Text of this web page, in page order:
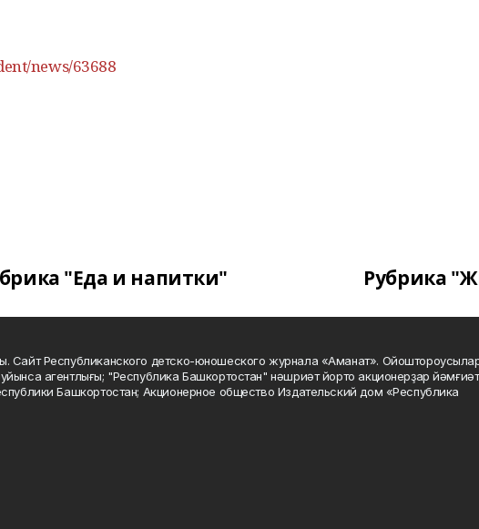
news/63688
"Еда и напитки" Рубрика
Сайт Республиканского детско-юношеского журнала «Аманат».
агентлығы; "Республика Башкортостан" нәшриәт йорто акционерҙар
Башкортостан; Акционерное общество Издательский дом «Республика